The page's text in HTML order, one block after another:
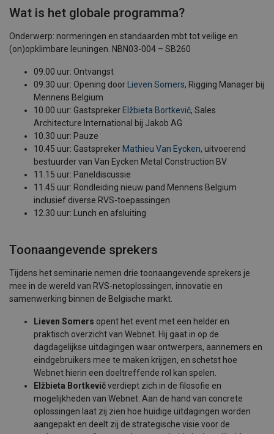
Wat is het globale programma?
Onderwerp: normeringen en standaarden mbt tot veilige en
(on)opklimbare leuningen. NBN03-004 – SB260
09.00 uur: Ontvangst
09.30 uur: Opening door Lieven Somers, Rigging Manager bij
Mennens Belgium
10.00 uur: Gastspreker Elžbieta Bortkevič, Sales
Architecture International bij Jakob AG
10.30 uur: Pauze
10.45 uur: Gastspreker Mathieu Van Eycken, uitvoerend
bestuurder van Van Eycken Metal Construction BV
11.15 uur: Paneldiscussie
11.45 uur: Rondleiding nieuw pand Mennens Belgium
inclusief diverse RVS-toepassingen
12.30 uur: Lunch en afsluiting
Toonaangevende sprekers
Tijdens het seminarie nemen drie toonaangevende sprekers je
mee in de wereld van RVS-netoplossingen, innovatie en
samenwerking binnen de Belgische markt.
Lieven Somers opent het event met een helder en
praktisch overzicht van Webnet. Hij gaat in op de
dagdagelijkse uitdagingen waar ontwerpers, aannemers en
eindgebruikers mee te maken krijgen, en schetst hoe
Webnet hierin een doeltreffende rol kan spelen.
Elžbieta Bortkevičverdiept zich in de filosofie en
mogelijkheden van Webnet. Aan de hand van concrete
oplossingen laat zij zien hoe huidige uitdagingen worden
aangepakt en deelt zij de strategische visie voor de